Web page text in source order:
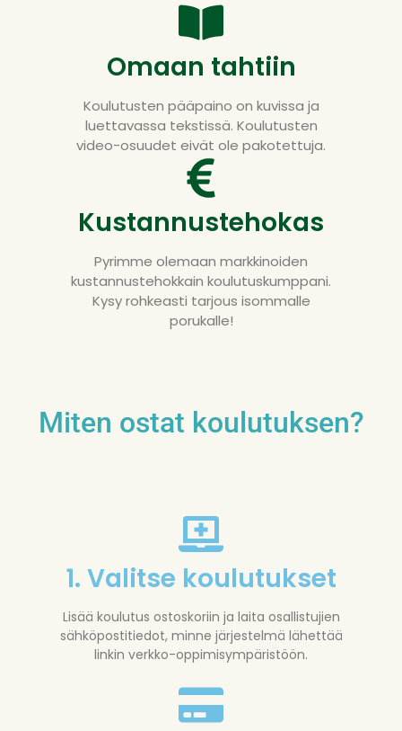
Omaan tahtiin
Koulutusten pääpaino on kuvissa ja
luettavassa tekstissä. Koulutusten
video-osuudet eivät ole pakotettuja.
Kustannustehokas
Pyrimme olemaan markkinoiden
kustannustehokkain koulutuskumppani.
Kysy rohkeasti tarjous isommalle
porukalle!
Miten ostat koulutuksen?
1. Valitse koulutukset
Lisää koulutus ostoskoriin ja laita osallistujien
sähköpostitiedot, minne järjestelmä lähettää
linkin verkko-oppimisympäristöön.